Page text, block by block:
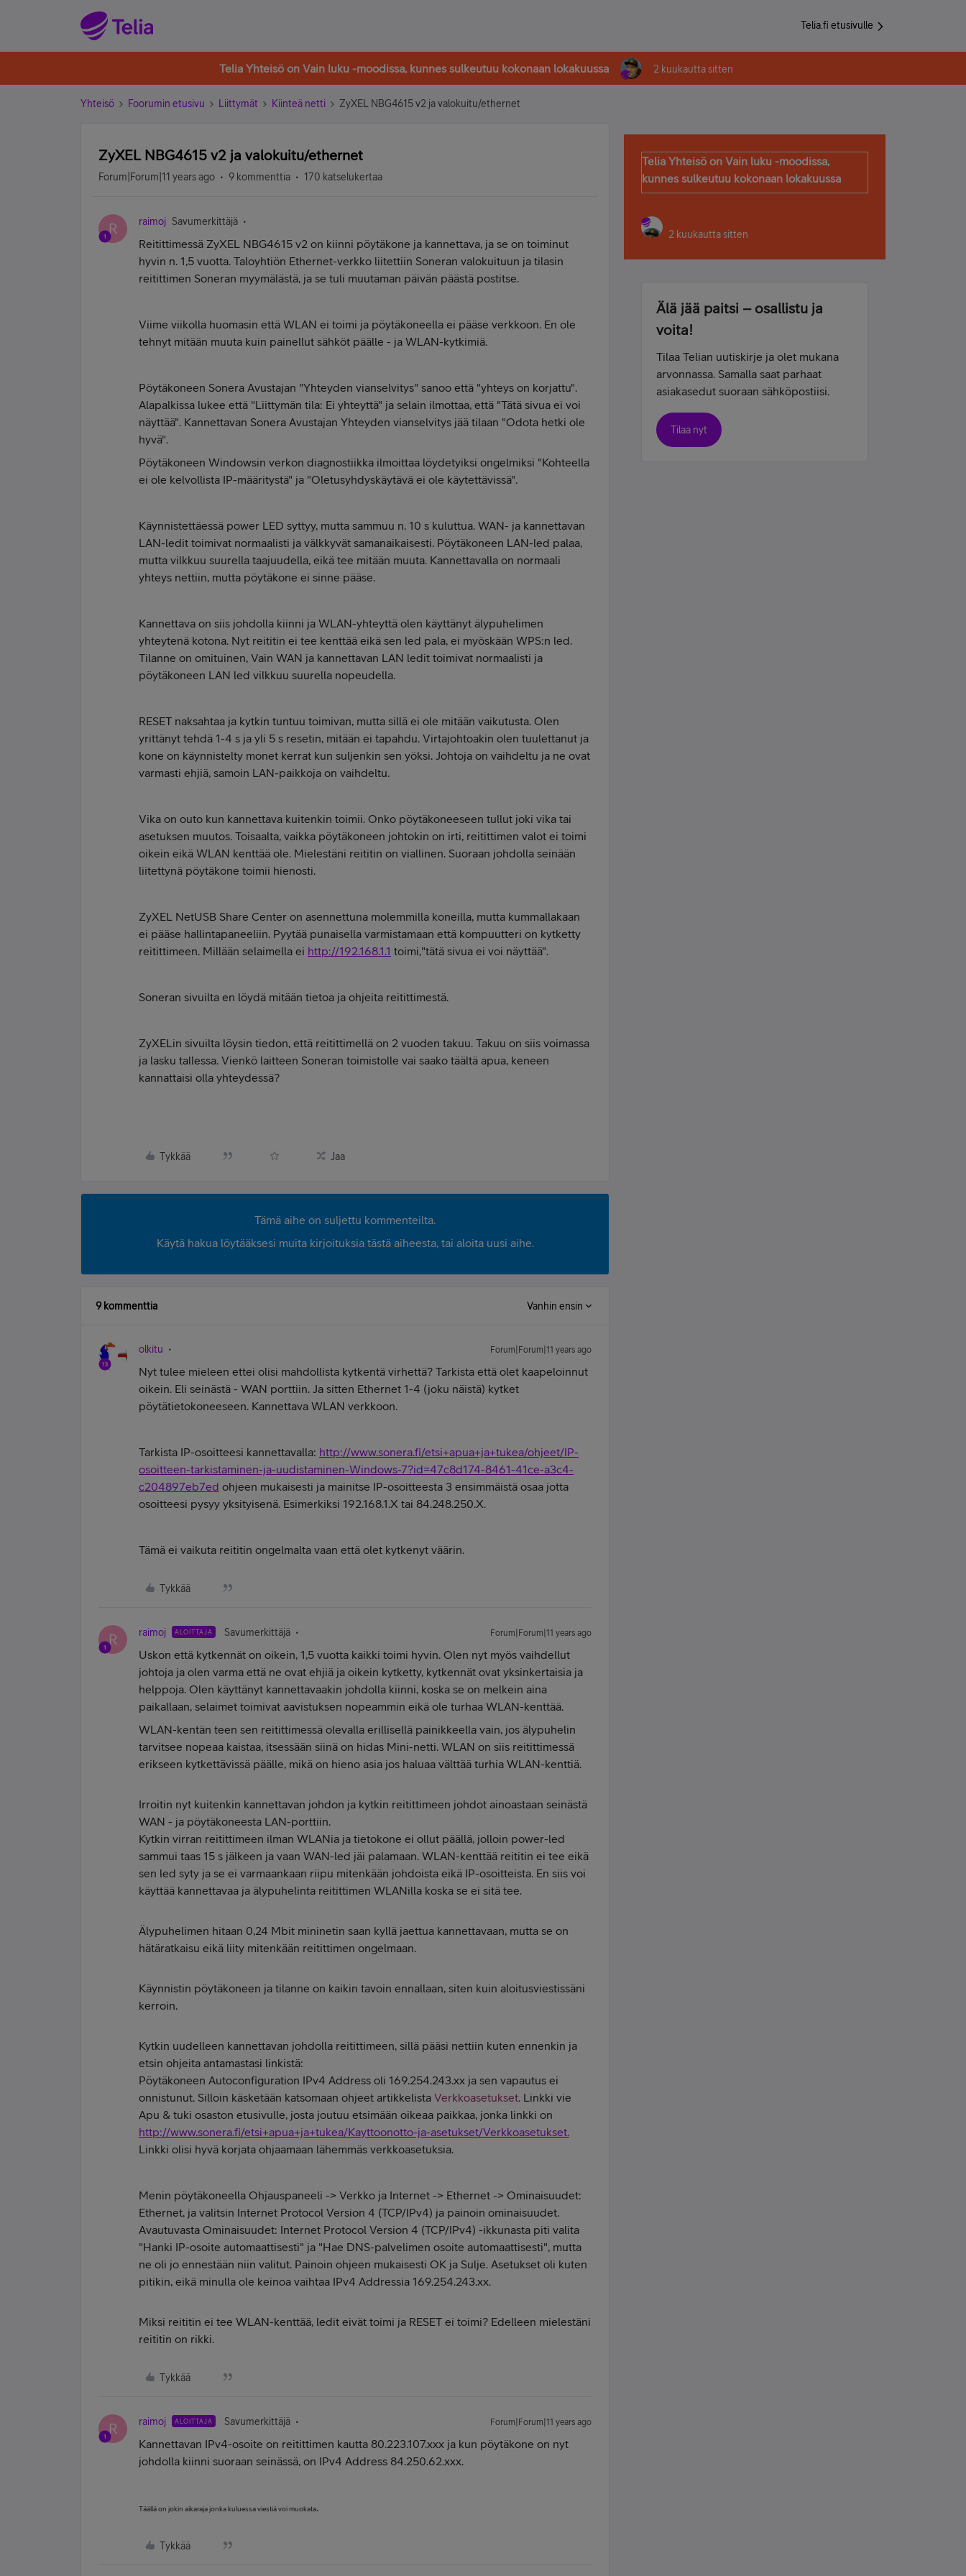
Telia.fi etusivulle
Telia Yhteisö on Vain luku -moodissa, kunnes sulkeutuu kokonaan lokakuussa 2 kuukautta sitten
Yhteisö Foorumin etusivu Liittymät Kiinteä netti ZyXEL NBG4615 v2 ja valokuitu/ethernet
ZyXEL NBG4615 v2 ja valokuitu/ethernet
Forum|Forum|11 years ago 9 kommenttia 170 katselukertaa
R raimoj Savumerkittäjä
Reitittimessä ZyXEL NBG4615 v2 on kiinni pöytäkone ja kannettava, ja se on toiminut
hyvin n. 1,5 vuotta. Taloyhtiön Ethernet-verkko liitettiin Soneran valokuituun ja tilasin
reitittimen Soneran myymälästä, ja se tuli muutaman päivän päästä postitse.
Viime viikolla huomasin että WLAN ei toimi ja pöytäkoneella ei pääse verkkoon. En ole
tehnyt mitään muuta kuin painellut sähköt päälle - ja WLAN-kytkimiä.
Pöytäkoneen Sonera Avustajan "Yhteyden vianselvitys" sanoo että "yhteys on korjattu".
Alapalkissa lukee että "Liittymän tila: Ei yhteyttä" ja selain ilmottaa, että "Tätä sivua ei voi
näyttää". Kannettavan Sonera Avustajan Yhteyden vianselvitys jää tilaan "Odota hetki ole
hyvä".
Pöytäkoneen Windowsin verkon diagnostiikka ilmoittaa löydetyiksi ongelmiksi "Kohteella
ei ole kelvollista IP-määritystä" ja "Oletusyhdyskäytävä ei ole käytettävissä".
Käynnistettäessä power LED syttyy, mutta sammuu n. 10 s kuluttua. WAN- ja kannettavan
LAN-ledit toimivat normaalisti ja välkkyvät samanaikaisesti. Pöytäkoneen LAN-led palaa,
mutta vilkkuu suurella taajuudella, eikä tee mitään muuta. Kannettavalla on normaali
yhteys nettiin, mutta pöytäkone ei sinne pääse.
Kannettava on siis johdolla kiinni ja WLAN-yhteyttä olen käyttänyt älypuhelimen
yhteytenä kotona. Nyt reititin ei tee kenttää eikä sen led pala, ei myöskään WPS:n led.
Tilanne on omituinen, Vain WAN ja kannettavan LAN ledit toimivat normaalisti ja
pöytäkoneen LAN led vilkkuu suurella nopeudella.
RESET naksahtaa ja kytkin tuntuu toimivan, mutta sillä ei ole mitään vaikutusta. Olen
yrittänyt tehdä 1-4 s ja yli 5 s resetin, mitään ei tapahdu. Virtajohtoakin olen tuulettanut ja
kone on käynnistelty monet kerrat kun suljenkin sen yöksi. Johtoja on vaihdeltu ja ne ovat
varmasti ehjiä, samoin LAN-paikkoja on vaihdeltu.
Vika on outo kun kannettava kuitenkin toimii. Onko pöytäkoneeseen tullut joki vika tai
asetuksen muutos. Toisaalta, vaikka pöytäkoneen johtokin on irti, reitittimen valot ei toimi
oikein eikä WLAN kenttää ole. Mielestäni reititin on viallinen. Suoraan johdolla seinään
liitettynä pöytäkone toimii hienosti.
ZyXEL NetUSB Share Center on asennettuna molemmilla koneilla, mutta kummallakaan
ei pääse hallintapaneeliin. Pyytää punaisella varmistamaan että kompuutteri on kytketty
reitittimeen. Millään selaimella ei http://192.168.1.1 toimi,"tätä sivua ei voi näyttää".
Soneran sivuilta en löydä mitään tietoa ja ohjeita reitittimestä.
ZyXELin sivuilta löysin tiedon, että reitittimellä on 2 vuoden takuu. Takuu on siis voimassa
ja lasku tallessa. Vienkö laitteen Soneran toimistolle vai saako täältä apua, keneen
kannattaisi olla yhteydessä?
Tykkää Jaa
Tämä aihe on suljettu kommenteilta.
Käytä hakua löytääksesi muita kirjoituksia tästä aiheesta, tai aloita uusi aihe.
9 kommenttia Vanhin ensin
olkitu Forum|Forum|11 years ago
Nyt tulee mieleen ettei olisi mahdollista kytkentä virhettä? Tarkista että olet kaapeloinnut
oikein. Eli seinästä - WAN porttiin. Ja sitten Ethernet 1-4 (joku näistä) kytket
pöytätietokoneeseen. Kannettava WLAN verkkoon.
Tarkista IP-osoitteesi kannettavalla: http://www.sonera.fi/etsi+apua+ja+tukea/ohjeet/IP-
osoitteen-tarkistaminen-ja-uudistaminen-Windows-7?id=47c8d174-8461-41ce-a3c4-
c204897eb7ed ohjeen mukaisesti ja mainitse IP-osoitteesta 3 ensimmäistä osaa jotta
osoitteesi pysyy yksityisenä. Esimerkiksi 192.168.1.X tai 84.248.250.X.
Tämä ei vaikuta reititin ongelmalta vaan että olet kytkenyt väärin.
Tykkää
R raimoj ALOITTAJA Savumerkittäjä Forum|Forum|11 years ago
Uskon että kytkennät on oikein, 1,5 vuotta kaikki toimi hyvin. Olen nyt myös vaihdellut
johtoja ja olen varma että ne ovat ehjiä ja oikein kytketty, kytkennät ovat yksinkertaisia ja
helppoja. Olen käyttänyt kannettavaakin johdolla kiinni, koska se on melkein aina
paikallaan, selaimet toimivat aavistuksen nopeammin eikä ole turhaa WLAN-kenttää.
WLAN-kentän teen sen reitittimessä olevalla erillisellä painikkeella vain, jos älypuhelin
tarvitsee nopeaa kaistaa, itsessään siinä on hidas Mini-netti. WLAN on siis reitittimessä
erikseen kytkettävissä päälle, mikä on hieno asia jos haluaa välttää turhia WLAN-kenttiä.
Irroitin nyt kuitenkin kannettavan johdon ja kytkin reitittimeen johdot ainoastaan seinästä
WAN - ja pöytäkoneesta LAN-porttiin.
Kytkin virran reitittimeen ilman WLANia ja tietokone ei ollut päällä, jolloin power-led
sammui taas 15 s jälkeen ja vaan WAN-led jäi palamaan. WLAN-kenttää reititin ei tee eikä
sen led syty ja se ei varmaankaan riipu mitenkään johdoista eikä IP-osoitteista. En siis voi
käyttää kannettavaa ja älypuhelinta reitittimen WLANilla koska se ei sitä tee.
Älypuhelimen hitaan 0,24 Mbit mininetin saan kyllä jaettua kannettavaan, mutta se on
hätäratkaisu eikä liity mitenkään reitittimen ongelmaan.
Käynnistin pöytäkoneen ja tilanne on kaikin tavoin ennallaan, siten kuin aloitusviestissäni
kerroin.
Kytkin uudelleen kannettavan johdolla reitittimeen, sillä pääsi nettiin kuten ennenkin ja
etsin ohjeita antamastasi linkistä:
Pöytäkoneen Autoconfiguration IPv4 Address oli 169.254.243.xx ja sen vapautus ei
onnistunut. Silloin käsketään katsomaan ohjeet artikkelista Verkkoasetukset. Linkki vie
Apu & tuki osaston etusivulle, josta joutuu etsimään oikeaa paikkaa, jonka linkki on
http://www.sonera.fi/etsi+apua+ja+tukea/Kayttoonotto-ja-asetukset/Verkkoasetukset.
Linkki olisi hyvä korjata ohjaamaan lähemmäs verkkoasetuksia.
Menin pöytäkoneella Ohjauspaneeli -> Verkko ja Internet -> Ethernet -> Ominaisuudet:
Ethernet, ja valitsin Internet Protocol Version 4 (TCP/IPv4) ja painoin ominaisuudet.
Avautuvasta Ominaisuudet: Internet Protocol Version 4 (TCP/IPv4) -ikkunasta piti valita
"Hanki IP-osoite automaattisesti" ja "Hae DNS-palvelimen osoite automaattisesti", mutta
ne oli jo ennestään niin valitut. Painoin ohjeen mukaisesti OK ja Sulje. Asetukset oli kuten
pitikin, eikä minulla ole keinoa vaihtaa IPv4 Addressia 169.254.243.xx.
Miksi reititin ei tee WLAN-kenttää, ledit eivät toimi ja RESET ei toimi? Edelleen mielestäni
reititin on rikki.
Tykkää
R raimoj ALOITTAJA Savumerkittäjä Forum|Forum|11 years ago
Kannettavan IPv4-osoite on reitittimen kautta 80.223.107.xxx ja kun pöytäkone on nyt
johdolla kiinni suoraan seinässä, on IPv4 Address 84.250.62.xxx.
Täällä on jokin aikaraja jonka kuluessa viestiä voi muokata.
Tykkää
Telia Yhteisö on Vain luku -moodissa,
kunnes sulkeutuu kokonaan lokakuussa
2 kuukautta sitten
Älä jää paitsi – osallistu ja
voita!
Tilaa Telian uutiskirje ja olet mukana
arvonnassa. Samalla saat parhaat
asiakasedut suoraan sähköpostiisi.
Tilaa nyt